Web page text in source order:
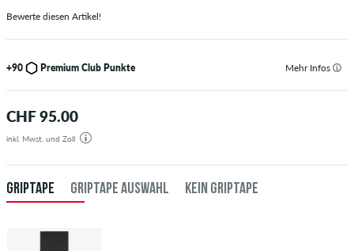
Bewerte diesen Artikel!
+90 Premium Club Punkte Mehr Infos
CHF 95.00
inkl. Mwst. und Zoll
GRIPTAPE GRIPTAPE AUSWAHL KEIN GRIPTAPE